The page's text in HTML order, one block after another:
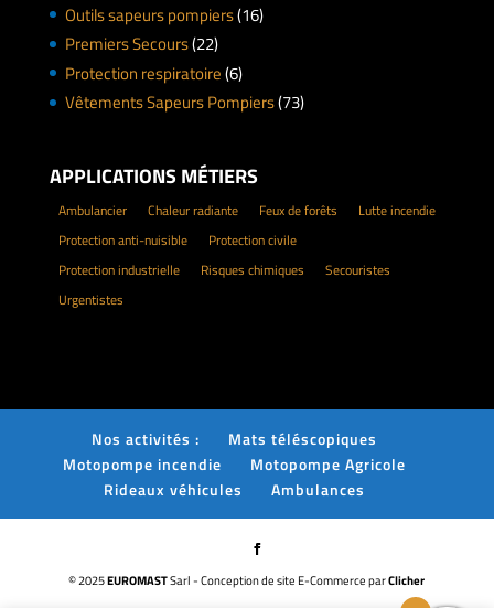
Outils sapeurs pompiers(16)
Premiers Secours(22)
Protection respiratoire(6)
Vêtements Sapeurs Pompiers(73)
APPLICATIONS MÉTIERS
Ambulancier Chaleur radiante Feux de forêts
Lutte incendie
Protection anti-nuisible
Protection civile
Protection industrielle
Risques chimiques
Secouristes
Urgentistes
Nos activités :
Mats téléscopiques
Motopompe incendie
Motopompe Agricole
Rideaux véhicules
Ambulances
© 2025EUROMASTSarl - Conception de site E-Commerce parClicher